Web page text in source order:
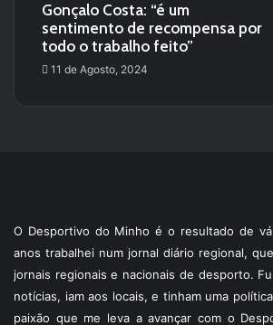
Gonçalo Costa: “é um
sentimento de recompensa por
todo o trabalho feito”
11 de Agosto, 2024
O Desportivo do Minho é o resultado de
anos trabalhei num jornal diário regional,
jornais regionais e nacionais de desporto.
notícias, iam aos locais, e tinham uma
paixão que me leva a avançar com o